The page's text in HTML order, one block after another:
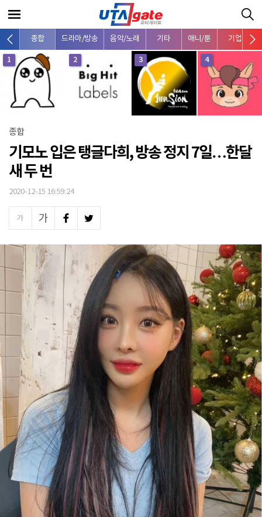
종합 드라마/방송 음악/노래 기타 애니/툰 기업
1 2 3 4
종합
기모노 입은 탱글다희, 방송 정지 7일…한달
새 두 번
2020-12-15 16:59:24